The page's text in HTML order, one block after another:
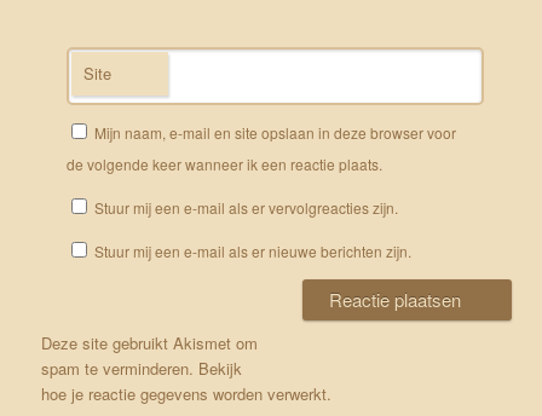
Site
Mijn naam, e-mail en site opslaan in deze browser voor
de volgende keer wanneer ik een reactie plaats.
Stuur mij een e-mail als er vervolgreacties zijn.
Stuur mij een e-mail als er nieuwe berichten zijn.
Deze site gebruikt Akismet om
spam te verminderen. Bekijk
hoe je reactie gegevens worden verwerkt.